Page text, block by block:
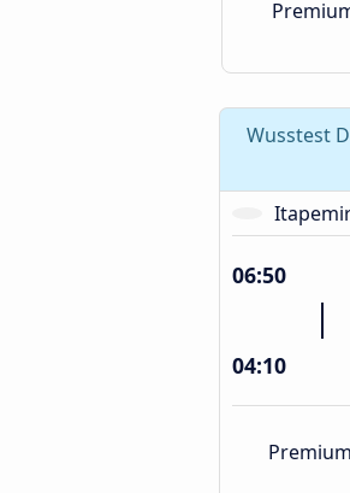
Wusstest
06:50
04:10